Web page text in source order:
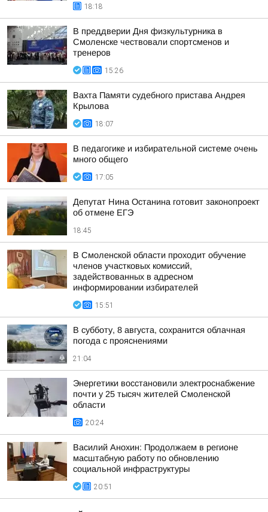
18:18
В преддверии Дня физкультурника в
Смоленске чествовали спортсменов и
тренеров
15:26
Вахта Памяти судебного пристава Андрея
Крылова
18:07
В педагогике и избирательной системе очень
много общего
17:05
Депутат Нина Останина готовит законопроект
об отмене ЕГЭ
18:45
В Смоленской области проходит обучение
членов участковых комиссий,
задействованных в адресном
информировании избирателей
15:51
В субботу, 8 августа, сохранится облачная
погода с прояснениями
21:04
Энергетики восстановили электроснабжение
почти у 25 тысяч жителей Смоленской
области
20:24
Василий Анохин: Продолжаем в регионе
масштабную работу по обновлению
социальной инфраструктуры
20:51